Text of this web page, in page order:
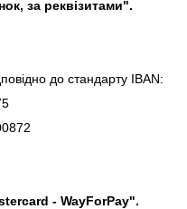
за реквізитами".
до стандарту IBAN:
- WayForPay".